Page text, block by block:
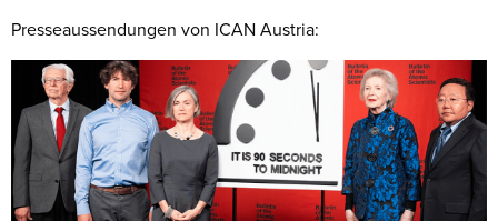
Presseaussendungen von ICAN Austria: